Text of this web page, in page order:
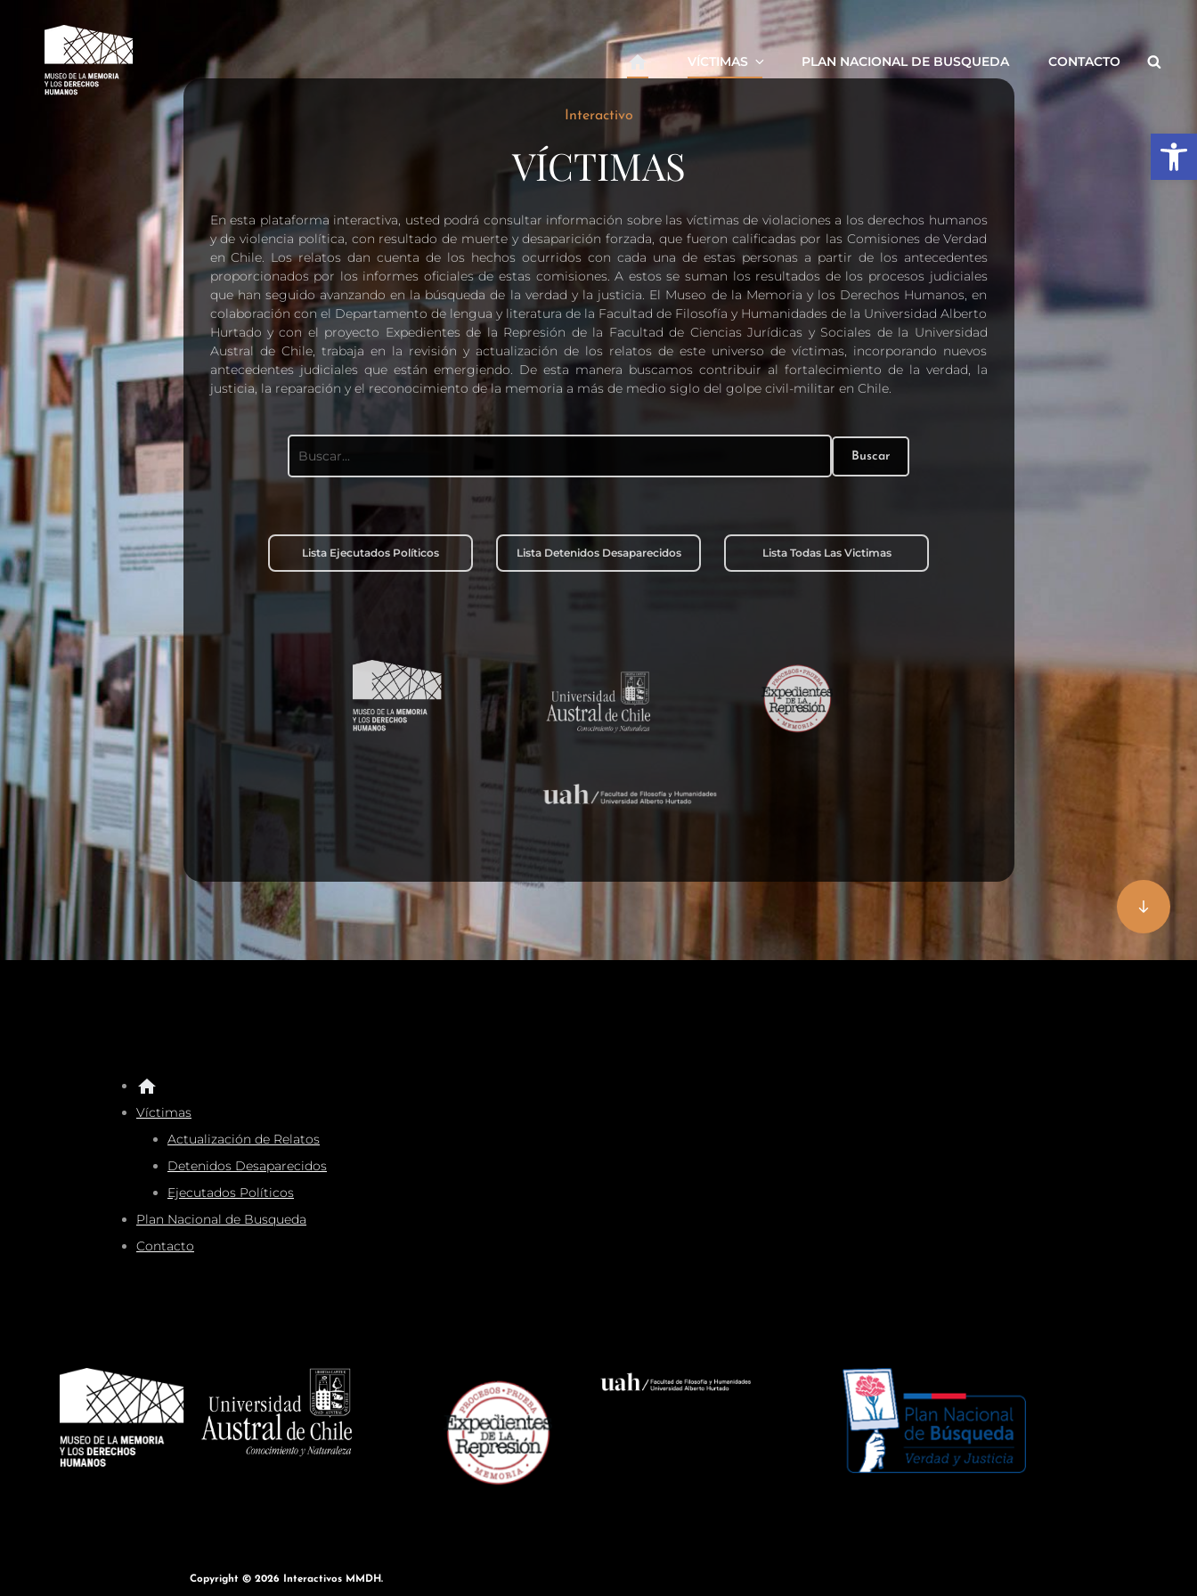
MMDH – VÍCTIMAS
VÍCTIMAS PLAN NACIONAL DE BUSQUEDA CONTACTO
Interactivo
VÍCTIMAS
En esta plataforma interactiva, usted podrá consultar información sobre las víctimas de violaciones a los derechos humanos
y de violencia política, con resultado de muerte y desaparición forzada, que fueron calificadas por las Comisiones de Verdad
en Chile. Los relatos dan cuenta de los hechos ocurridos con cada una de estas personas a partir de los antecedentes
proporcionados por los informes oficiales de estas comisiones. A estos se suman los resultados de los procesos judiciales
que han seguido avanzando en la búsqueda de la verdad y la justicia. El Museo de la Memoria y los Derechos Humanos, en
colaboración con el Departamento de lengua y literatura de la Facultad de Filosofía y Humanidades de la Universidad Alberto
Hurtado y con el proyecto Expedientes de la Represión de la Facultad de Ciencias Jurídicas y Sociales de la Universidad
Austral de Chile, trabaja en la revisión y actualización de los relatos de este universo de víctimas, incorporando nuevos
antecedentes judiciales que están emergiendo. De esta manera buscamos contribuir al fortalecimiento de la verdad, la
justicia, la reparación y el reconocimiento de la memoria a más de medio siglo del golpe civil-militar en Chile.
Buscar
Lista Ejecutados Políticos Lista Detenidos Desaparecidos Lista Todas Las Victimas
Víctimas
Actualización de Relatos
Detenidos Desaparecidos
Ejecutados Políticos
Plan Nacional de Busqueda
Contacto
Copyright © 2026 Interactivos MMDH.